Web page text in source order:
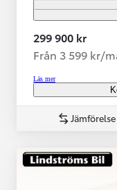
299 900 kr
Från 3 599 kr/
Läs mer
Jämförelse